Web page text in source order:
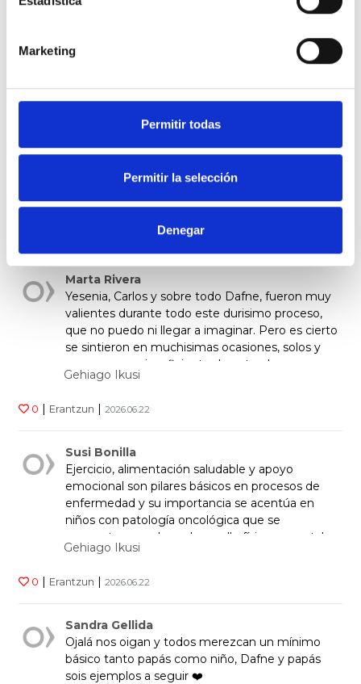
Marketing
Permitir todas
Permitir la selección
Denegar
solo en uno de los momentos más duros de su vida.
behar duzu baloratzeko
Marta Rivera
Yesenia, Carlos y sobre todo Dafne, fueron muy
valientes durante todo este durisimo proceso,
que no puedo ni llegar a imaginar. Pero es cierto
se sintieron en muchisimas ocasiones, solos y
con un apoyo insuficiente durante el proceso.
Ojala esto cambie ????
Gehiago Ikusi
0 | Erantzun | 2026.06.22
Susi Bonilla
Ejercicio, alimentación saludable y apoyo
emocional son pilares básicos en procesos de
enfermedad y su importancia se acentúa en
niños con patología oncológica que se
encuentran en pleno desarrollo físico y mental y
que, además, precisan soporte permanente de
Gehiago Ikusi
0 | Erantzun | 2026.06.22
Sandra Gellida
Ojalá nos oigan y todos merezcan un mínimo
básico tanto papás como niño, Dafne y papás
sois ejemplos a seguir ❤️